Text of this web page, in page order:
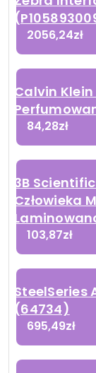
2056,24zł
Calvin
84,28zł
3B
Człowieka
103,87zł
SteelSeries
(64734)
695,49zł